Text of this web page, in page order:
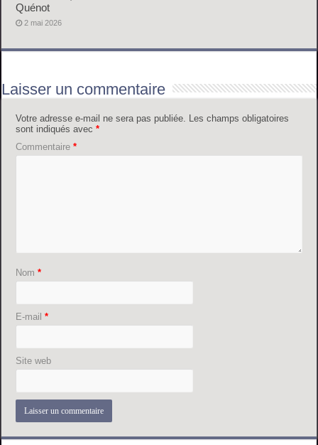
Quénot
2 mai 2026
Laisser un commentaire
Votre adresse e-mail ne sera pas publiée.
Les champs obligatoires
sont indiqués avec*
Commentaire*
Nom*
E-mail*
Site web